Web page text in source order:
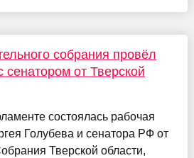
собрания провёл
сенатором от Тверской
состоялась рабочая
Голубева и сенатора РФ от
Тверской области,